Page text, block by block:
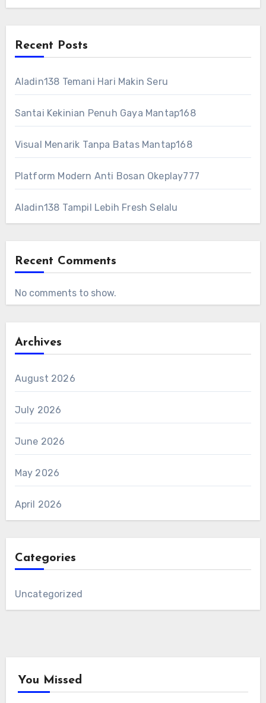
Recent Posts
Aladin138 Temani Hari Makin Seru
Santai Kekinian Penuh Gaya Mantap168
Visual Menarik Tanpa Batas Mantap168
Platform Modern Anti Bosan Okeplay777
Aladin138 Tampil Lebih Fresh Selalu
Recent Comments
No comments to show.
Archives
August 2026
July 2026
June 2026
May 2026
April 2026
Categories
Uncategorized
You Missed